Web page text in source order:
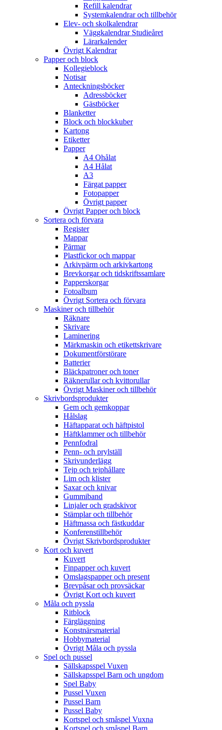
Refill kalendrar
Systemkalendrar och tillbehör
Elev- och skolkalendrar
Väggkalendrar Studieåret
Lärarkalender
Övrigt Kalendrar
Papper och block
Kollegieblock
Notisar
Anteckningsböcker
Adressböcker
Gästböcker
Blanketter
Block och blockkuber
Kartong
Etiketter
Papper
A4 Ohålat
A4 Hålat
A3
Färgat papper
Fotopapper
Övrigt papper
Övrigt Papper och block
Sortera och förvara
Register
Mappar
Pärmar
Plastfickor och mappar
Arkivpärm och arkivkartong
Brevkorgar och tidskriftssamlare
Papperskorgar
Fotoalbum
Övrigt Sortera och förvara
Maskiner och tillbehör
Räknare
Skrivare
Laminering
Märkmaskin och etikettskrivare
Dokumentförstörare
Batterier
Bläckpatroner och toner
Räknerullar och kvittorullar
Övrigt Maskiner och tillbehör
Skrivbordsprodukter
Gem och gemkoppar
Hålslag
Häftapparat och häftpistol
Häftklammer och tillbehör
Pennfodral
Penn- och prylställ
Skrivunderlägg
Tejp och tejphållare
Lim och klister
Saxar och knivar
Gummiband
Linjaler och gradskivor
Stämplar och tillbehör
Häftmassa och fästkuddar
Konferenstillbehör
Övrigt Skrivbordsprodukter
Kort och kuvert
Kuvert
Finpapper och kuvert
Omslagspapper och present
Brevpåsar och provsäckar
Övrigt Kort och kuvert
Måla och pyssla
Ritblock
Färgläggning
Konstnärsmaterial
Hobbymaterial
Övrigt Måla och pyssla
Spel och pussel
Sällskapsspel Vuxen
Sällskapsspel Barn och ungdom
Spel Baby
Pussel Vuxen
Pussel Barn
Pussel Baby
Kortspel och småspel Vuxna
Kortspel och småspel Barn